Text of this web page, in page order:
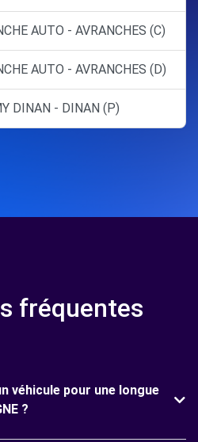
AUTO - AVRANCHES (C)
AUTO - AVRANCHES (D)
DINAN - DINAN (P)
fréquentes
véhicule pour une longue
?